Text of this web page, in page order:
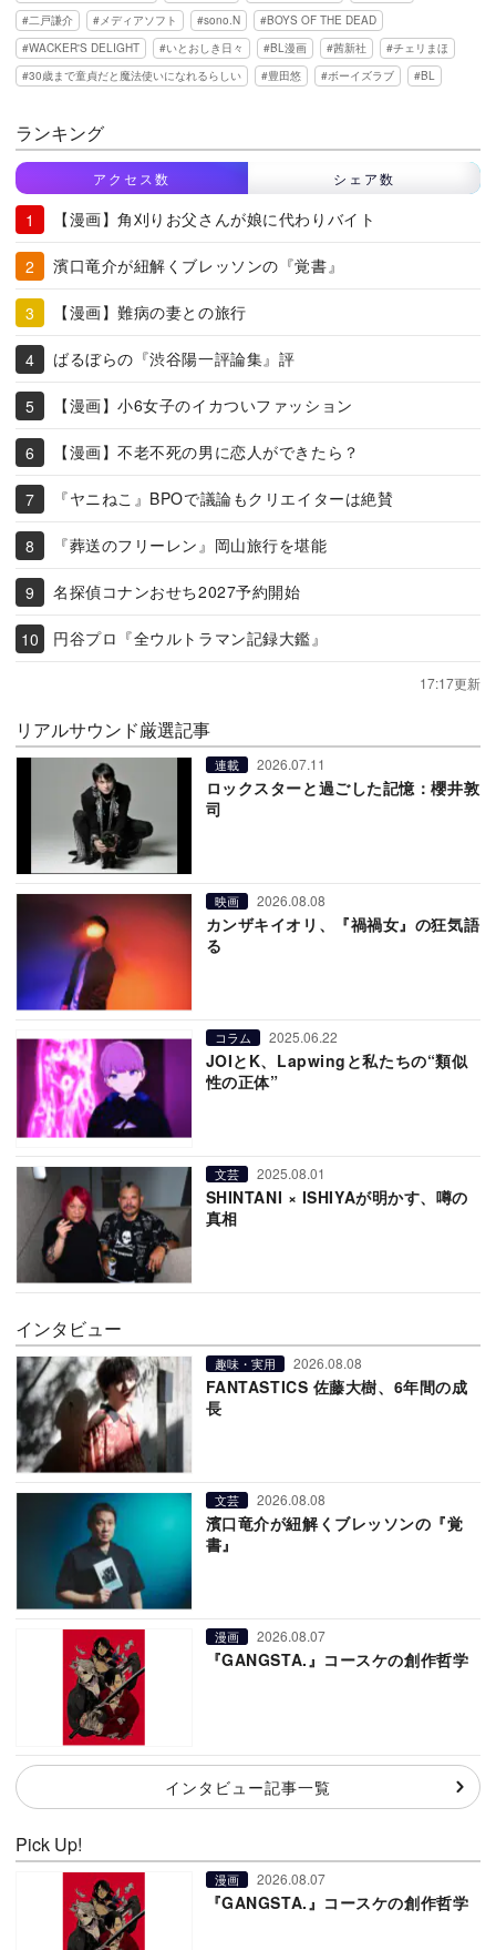
二戸謙介 メディアソフト sono.N
BOYS OF THE DEAD
WACKER'S DELIGHT
いとおしき日々 BL漫画 茜新社
チェリまほ
30歳まで童貞だと魔法使いになれるらしい
豊田悠 ボーイズラブ BL
ランキング
アクセス数 シェア数
【漫画】角刈りお父さんが娘に代わりバイト
濱口竜介が紐解くブレッソンの『覚書』
【漫画】難病の妻との旅行
ばるぼらの『渋谷陽一評論集』評
【漫画】小6女子のイカついファッション
【漫画】不老不死の男に恋人ができたら？
『ヤニねこ』BPOで議論もクリエイターは絶賛
『葬送のフリーレン』岡山旅行を堪能
名探偵コナンおせち2027予約開始
円谷プロ『全ウルトラマン記録大鑑』
17:17更新
リアルサウンド厳選記事
連載 2026.07.11
ロックスターと過ごした記憶：櫻井敦
司
映画 2026.08.08
カンザキイオリ、『禍禍女』の狂気語
る
コラム 2025.06.22
JOIとK、Lapwingと私たちの“類似
性の正体”
文芸 2025.08.01
SHINTANI × ISHIYAが明かす、噂の
真相
インタビュー
趣味・実用 2026.08.08
FANTASTICS 佐藤大樹、6年間の成
長
文芸 2026.08.08
濱口竜介が紐解くブレッソンの『覚
書』
漫画 2026.08.07
『GANGSTA.』コースケの創作哲学
インタビュー記事一覧
Pick Up!
漫画 2026.08.07
『GANGSTA.』コースケの創作哲学